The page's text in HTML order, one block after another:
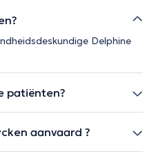
Delphine
patiënten?
aanvaard ?